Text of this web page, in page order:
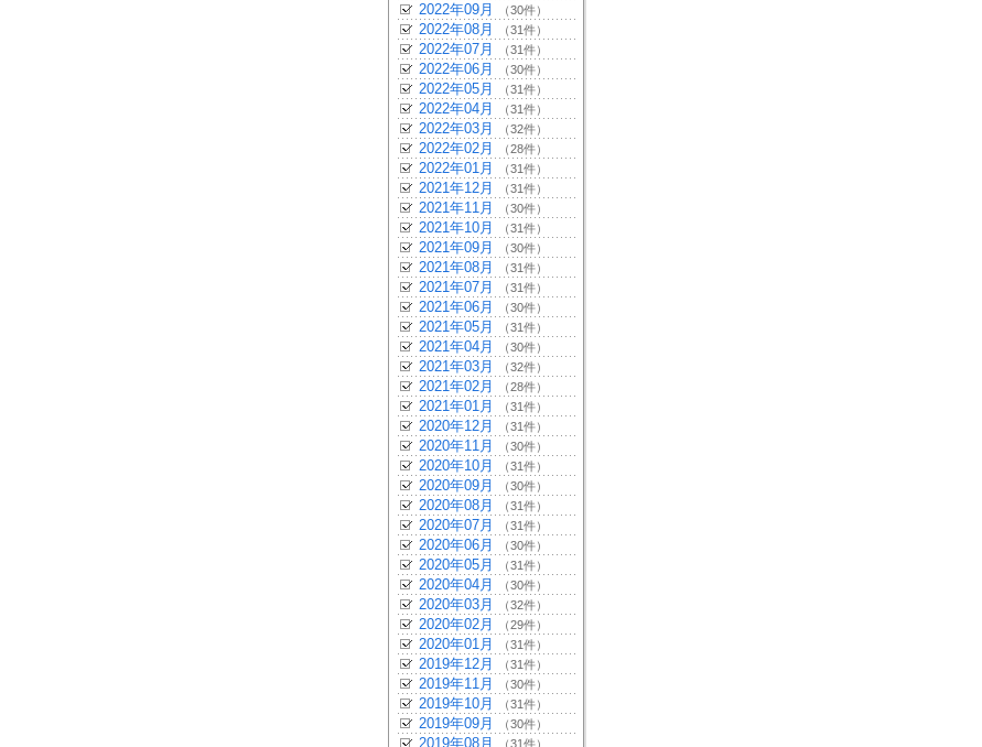
2022年09月 （30件）
2022年08月 （31件）
2022年07月 （31件）
2022年06月 （30件）
2022年05月 （31件）
2022年04月 （31件）
2022年03月 （32件）
2022年02月 （28件）
2022年01月 （31件）
2021年12月 （31件）
2021年11月 （30件）
2021年10月 （31件）
2021年09月 （30件）
2021年08月 （31件）
2021年07月 （31件）
2021年06月 （30件）
2021年05月 （31件）
2021年04月 （30件）
2021年03月 （32件）
2021年02月 （28件）
2021年01月 （31件）
2020年12月 （31件）
2020年11月 （30件）
2020年10月 （31件）
2020年09月 （30件）
2020年08月 （31件）
2020年07月 （31件）
2020年06月 （30件）
2020年05月 （31件）
2020年04月 （30件）
2020年03月 （32件）
2020年02月 （29件）
2020年01月 （31件）
2019年12月 （31件）
2019年11月 （30件）
2019年10月 （31件）
2019年09月 （30件）
2019年08月 （31件）